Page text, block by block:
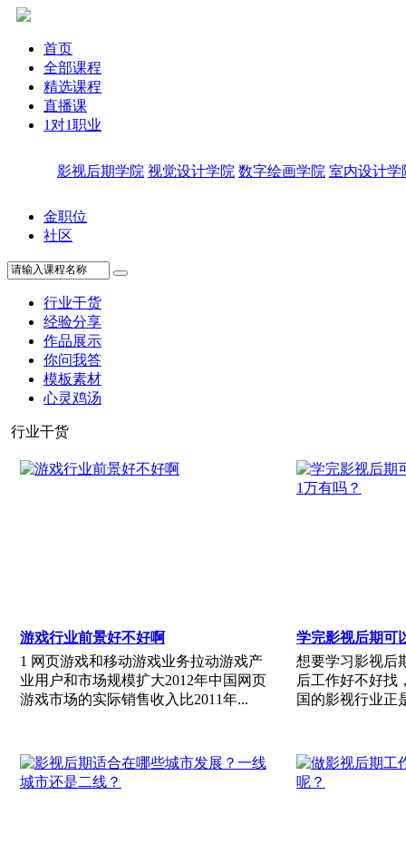
首页
全部课程
精选课程
直播课
1对1职业
影视后期学院 视觉设计学院 数字绘画学院 室内设计学
金职位
社区
行业干货
经验分享
作品展示
你问我答
模板素材
心灵鸡汤
行业干货
游戏行业前景好不好啊
1 网页游戏和移动游戏业务拉动游戏产
业用户和市场规模扩大2012年中国网页
游戏市场的实际销售收入比2011年...
想要学习影视后
后工作好不好找
国的影视行业正